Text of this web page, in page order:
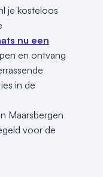
je kosteloos
nu een
en ontvang
in de
Maarsbergen
voor de